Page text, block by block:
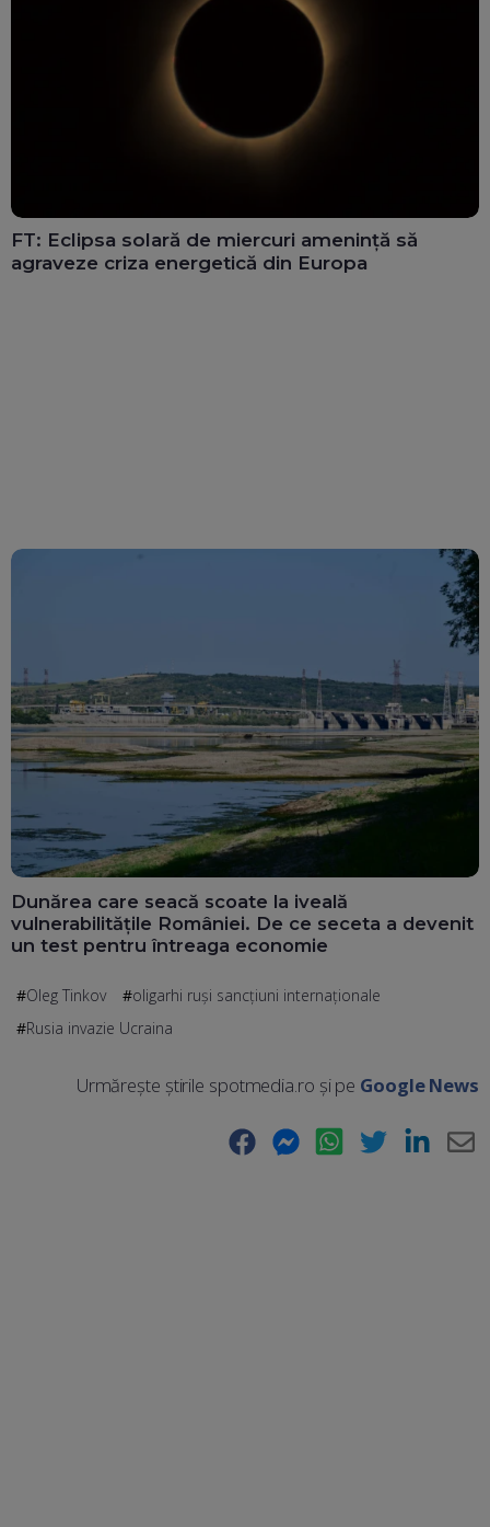
FT: Eclipsa solară de miercuri amenință să
agraveze criza energetică din Europa
Dunărea care seacă scoate la iveală
vulnerabilitățile României. De ce seceta a devenit
un test pentru întreaga economie
Oleg Tinkov
oligarhi ruși sancțiuni internaționale
Rusia invazie Ucraina
Urmărește știrile spotmedia.ro și pe Google News
Facebook Messenger WhatsApp Twitter LinkedIn